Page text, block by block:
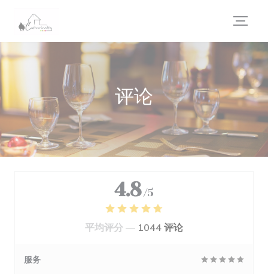
评论
4.8 /5
平均评分 — 1044 评论
服务